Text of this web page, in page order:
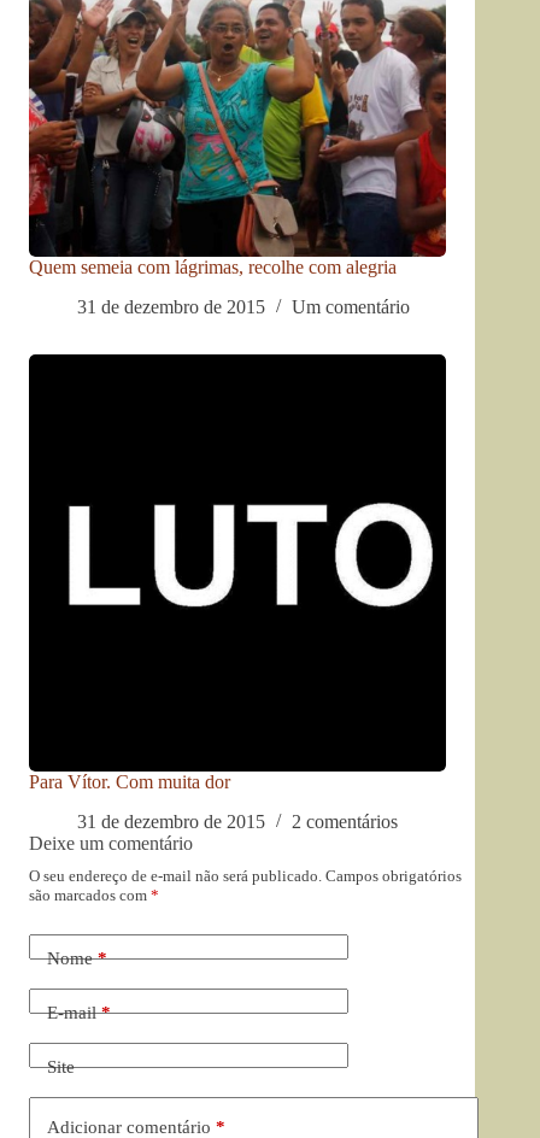
Quem semeia com lágrimas, recolhe com alegria
31 de dezembro de 2015
Um comentário
Para Vítor. Com muita dor
31 de dezembro de 2015
2 comentários
Deixe um comentário
O seu endereço de e-mail não será publicado. Campos obrigatórios
são marcados com *
Nome*
E-mail*
Site
Adicionar comentário *